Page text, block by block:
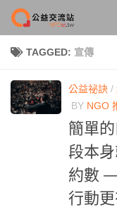
Skip to content
TAGGED: 宣傳
公益祕訣 /
BY NGO
簡單
段本
約數
行動